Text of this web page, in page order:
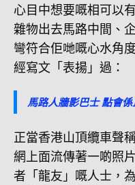
心目中想要嘅相可以
雜物出去馬路中間、
彎符合佢哋嘅心水角
經寫文「表揚」過：
馬路人牆影巴士 點會
正當香港山頂纜車聲
網上面流傳著一啲照
者「龍友」嘅人士，